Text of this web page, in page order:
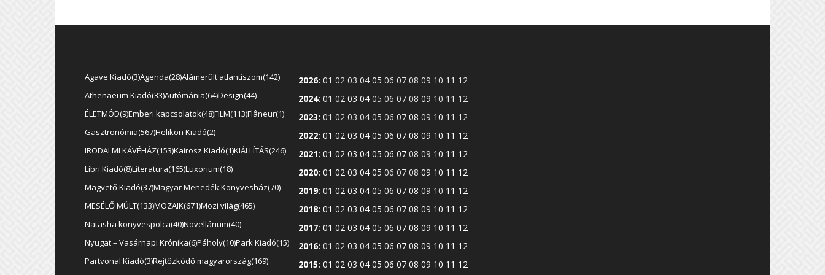
Agave Kiadó 3 Agenda 28Alámerült atlantiszom 142
Athenaeum Kiadó 33 Autómánia 64Design 44
ÉLETMÓD 9Emberi kapcsolatok 48FILM 113 Flâneur 1
Gasztronómia 567Helikon Kiadó 2
IRODALMI KÁVÉHÁZ 153 Kairosz Kiadó 1 KIÁLLÍTÁS 246
Libri Kiadó 8Literatura 165 Luxorium 18
Magvető Kiadó 37Magyar Menedék Könyvesház 70
MESÉLŐ MÚLT 133 MOZAIK 671 Mozi világ 465
Natasha könyvespolca 40Novellárium 40
Nyugat – Vasárnapi Krónika 6Páholy 10Park Kiadó 15
Partvonal Kiadó 3 Rejtőzködő magyarország 169
2026: 01 02 03 04 05 06 07 08 09 10 11 12
2024: 01 02 03 04 05 06 07 08 09 10 11 12
2023: 01 02 03 04 05 06 07 08 09 10 11 12
2022: 01 02 03 04 05 06 07 08 09 10 11 12
2021: 01 02 03 04 05 06 07 08 09 10 11 12
2020: 01 02 03 04 05 06 07 08 09 10 11 12
2019: 01 02 03 04 05 06 07 08 09 10 11 12
2018: 01 02 03 04 05 06 07 08 09 10 11 12
2017: 01 02 03 04 05 06 07 08 09 10 11 12
2016: 01 02 03 04 05 06 07 08 09 10 11 12
2015: 01 02 03 04 05 06 07 08 09 10 11 12